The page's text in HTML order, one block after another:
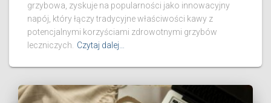
grzybowa, zyskuje na popularności jako innowacyjny
napój, który łączy tradycyjne właściwości kawy z
potencjalnymi korzyściami zdrowotnymi grzybów
leczniczych. Czytaj dalej…